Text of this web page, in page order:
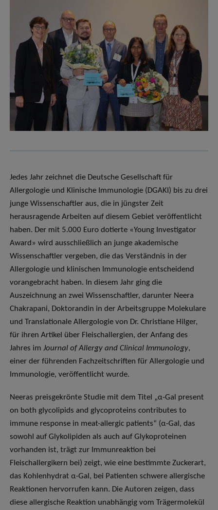
Jedes Jahr zeichnet die Deutsche Gesellschaft für
Allergologie und Klinische Immunologie (DGAKI) bis zu drei
junge Wissenschaftler aus, die in jüngster Zeit
herausragende Arbeiten auf diesem Gebiet veröffentlicht
haben. Der mit 5.000 Euro dotierte «Young Investigator
Award» wird ausschließlich an junge akademische
Wissenschaftler vergeben, die das Verständnis in der
Allergologie und klinischen Immunologie entscheidend
vorangebracht haben. In diesem Jahr ging die
Auszeichnung an zwei Wissenschaftler, darunter Neera
Chakrapani, Doktorandin in der Arbeitsgruppe Molekulare
und Translationale Allergologie von Dr. Christiane Hilger,
für ihren Artikel über Fleischallergien, der Anfang des
Jahres im Journal of Allergy and Clinical Immunology,
einer der führenden Fachzeitschriften für Allergologie und
Immunologie, veröffentlicht wurde.
Neeras preisgekrönte Studie mit dem Titel „α-Gal present
on both glycolipids and glycoproteins contributes to
immune response in meat-allergic patients“ (α-Gal, das
sowohl auf Glykolipiden als auch auf Glykoproteinen
vorhanden ist, trägt zur Immunreaktion bei
Fleischallergikern bei) zeigt, wie eine bestimmte Zuckerart,
das Kohlenhydrat α-Gal, bei Patienten schwere allergische
Reaktionen hervorrufen kann. Die Autoren zeigen, dass
diese allergische Reaktion unabhängig vom Trägermolekül